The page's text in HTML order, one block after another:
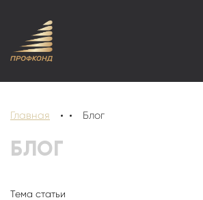
Главная Блог
БЛОГ
Тема статьи